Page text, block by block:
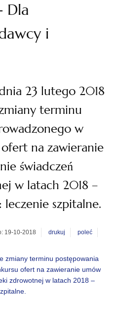
Dla
i
23 lutego 2018
terminu
w
na zawieranie
świadczeń
w latach 2018 –
szpitalne.
19-10-2018 drukuj
poleć
zmiany terminu postępowania
ofert na zawieranie umów
zdrowotnej w latach 2018 –